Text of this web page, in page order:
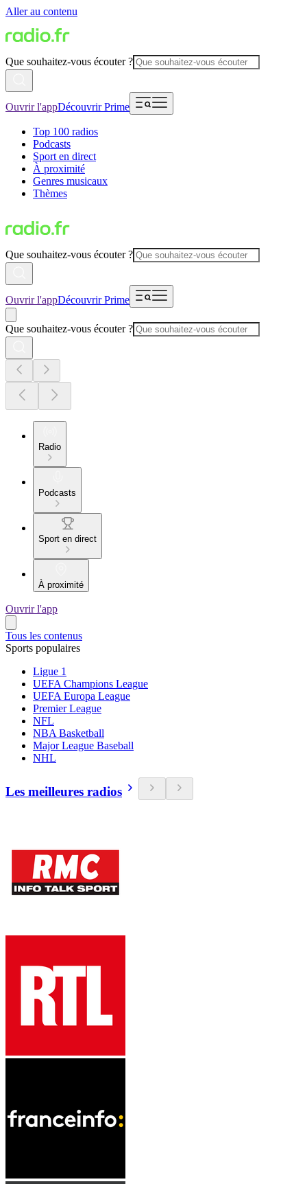
Aller au contenu
Que souhaitez-vous écouter ?
Ouvrir l'appDécouvrir Prime
Top 100 radios
Podcasts
Sport en direct
À proximité
Genres musicaux
Thèmes
Que souhaitez-vous écouter ?
Ouvrir l'appDécouvrir Prime
Que souhaitez-vous écouter ?
Radio
Podcasts
Sport en direct
À proximité
Ouvrir l'app
Tous les contenus
Sports populaires
Ligue 1
UEFA Champions League
UEFA Europa League
Premier League
NFL
NBA Basketball
Major League Baseball
NHL
Les meilleures radios